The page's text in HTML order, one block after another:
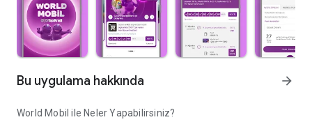
Bu uygulama hakkında arrow_forward
World Mobil ile Neler Yapabilirsiniz?